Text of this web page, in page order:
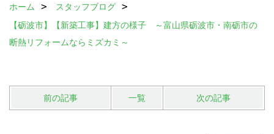
ホーム
スタッフブログ
【砺波市】【新築工事】建方の様子 ～富山県砺波市・南砺市の
断熱リフォームならミズカミ～
前の記事 一覧 次の記事